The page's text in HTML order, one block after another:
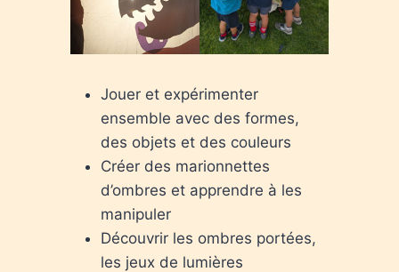
Jouer et expérimenter
ensemble avec des formes,
des objets et des couleurs
Créer des marionnettes
d’ombres et apprendre à les
manipuler
Découvrir les ombres portées,
les jeux de lumières